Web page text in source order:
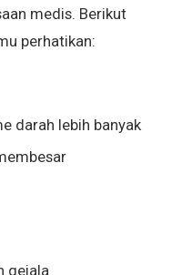
medis. Berikut
perhatikan:
darah lebih banyak
gejala